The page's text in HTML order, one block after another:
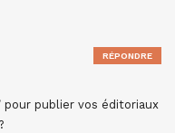
pour publier vos éditoriaux
RÉPONDRE